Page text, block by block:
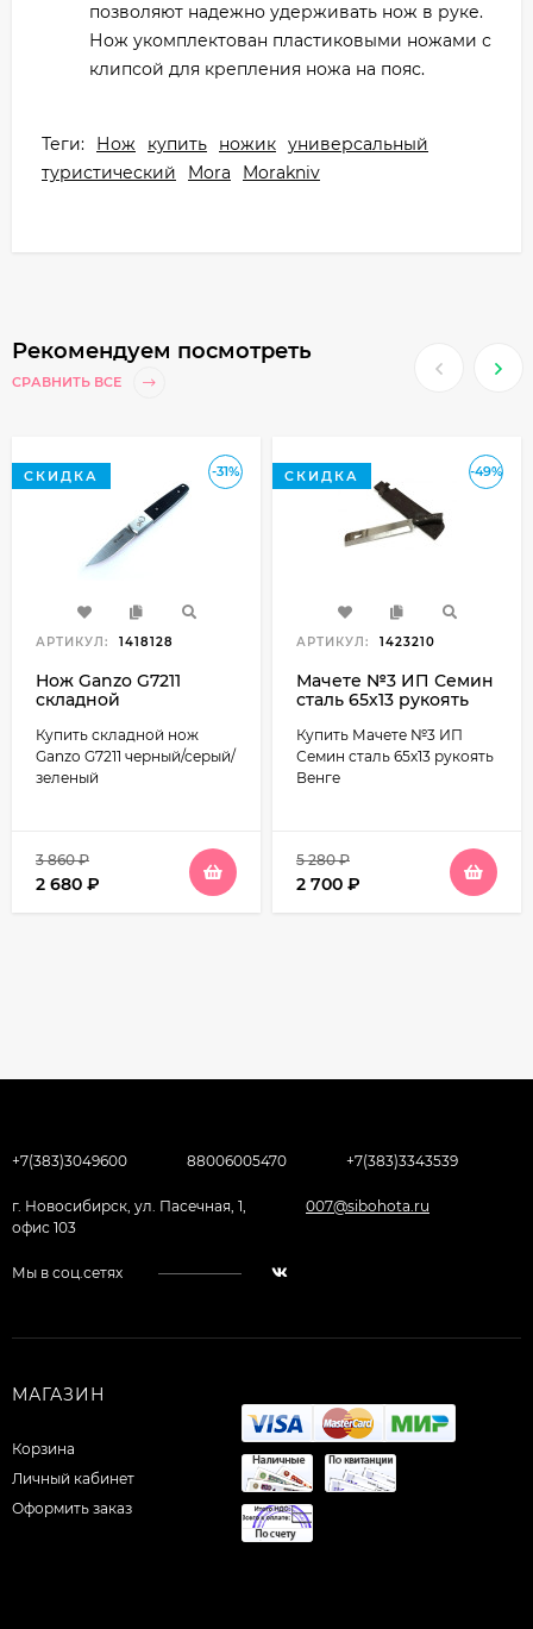
позволяют надежно удерживать нож в руке.
Нож укомплектован пластиковыми ножами с
клипсой для крепления ножа на пояс.
Теги: Нож купить ножик универсальный
туристический
Mora Morakniv
Рекомендуем посмотреть
СРАВНИТЬ ВСЕ
-31%
СКИДКА
АРТИКУЛ: 1418128
Нож Ganzo G7211
складной
Купить складной нож
Ganzo G7211 черный/серый/
зеленый
3 860₽
2 680 ₽
-49%
СКИДКА
АРТИКУЛ: 1423210
Мачете №3 ИП Семин
сталь 65х13 рукоять
Купить Мачете №3 ИП
Семин сталь 65х13 рукоять
Венге
5 280₽
2 700 ₽
+7(383)3049600 88006005470 +7(383)3343539
г. Новосибирск, ул. Пасечная, 1,
офис 103
007@sibohota.ru
Мы в соц.сетях
МАГАЗИН
Корзина
Личный кабинет
Оформить заказ